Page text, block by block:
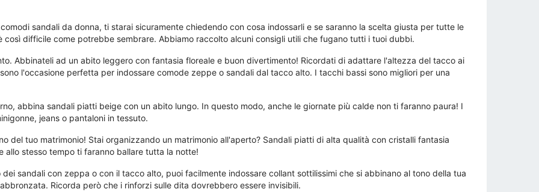
sandali da donna, ti starai sicuramente chiedendo con cosa indossarli e se saranno la scelta giusta per tutte le
così difficile come potrebbe sembrare. Abbiamo raccolto alcuni consigli utili che fugano tutti i tuoi dubbi.
Abbinateli ad un abito leggero con fantasia floreale e buon divertimento! Ricordati di adattare l'altezza del tacco ai
l'occasione perfetta per indossare comode zeppe o sandali dal tacco alto. I tacchi bassi sono migliori per una
abbina sandali piatti beige con un abito lungo. In questo modo, anche le giornate più calde non ti faranno paura! I
jeans o pantaloni in tessuto.
del tuo matrimonio! Stai organizzando un matrimonio all'aperto? Sandali piatti di alta qualità con cristalli fantasia
stesso tempo ti faranno ballare tutta la notte!
sandali con zeppa o con il tacco alto, puoi facilmente indossare collant sottilissimi che si abbinano al tono della tua
Ricorda però che i rinforzi sulle dita dovrebbero essere invisibili.